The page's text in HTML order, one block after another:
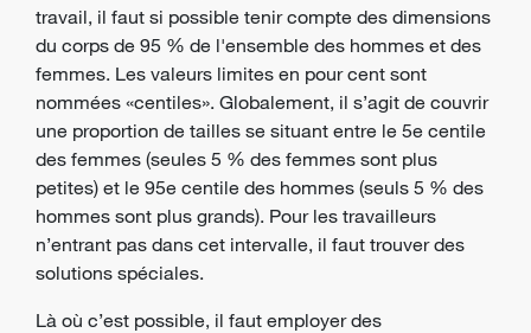
travail, il faut si possible tenir compte des dimensions
du corps de 95 % de l'ensemble des hommes et des
femmes. Les valeurs limites en pour cent sont
nommées «centiles». Globalement, il s’agit de couvrir
une proportion de tailles se situant entre le 5e centile
des femmes (seules 5 % des femmes sont plus
petites) et le 95e centile des hommes (seuls 5 % des
hommes sont plus grands). Pour les travailleurs
n’entrant pas dans cet intervalle, il faut trouver des
solutions spéciales.
Là où c’est possible, il faut employer des